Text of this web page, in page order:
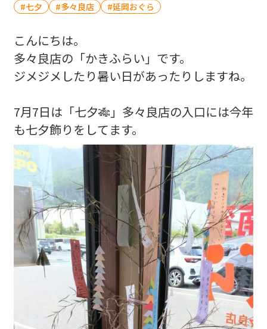
七夕 多々良店 延岡おぐら
こんにちは。
多々良店の「かきふらい」です。
ジメジメしたり暑い日があったりしますね。
7月7日は「七夕🎋」多々良店の入口には今年
も七夕飾りをしてます。